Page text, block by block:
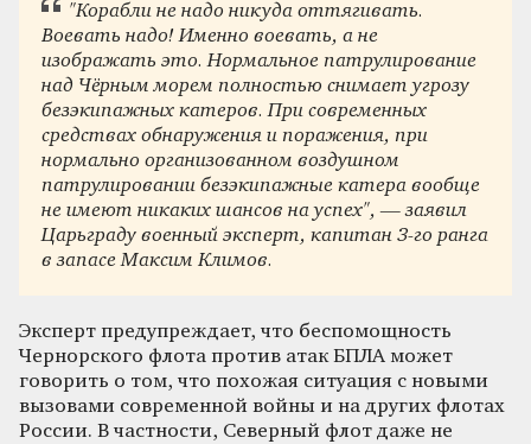
"Корабли не надо никуда оттягивать.
Воевать надо! Именно воевать, а не
изображать это. Нормальное патрулирование
над Чёрным морем полностью снимает угрозу
безэкипажных катеров. При современных
средствах обнаружения и поражения, при
нормально организованном воздушном
патрулировании безэкипажные катера вообще
не имеют никаких шансов на успех", — заявил
Царьграду военный эксперт, капитан 3-го ранга
в запасе Максим Климов.
Эксперт предупреждает, что беспомощность
Чернорского флота против атак БПЛА может
говорить о том, что похожая ситуация с новыми
вызовами современной войны и на других флотах
России. В частности, Северный флот даже не